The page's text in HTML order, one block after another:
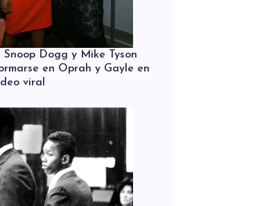
Snoop Dogg y Mike Tyson
en Oprah y Gayle en
viral